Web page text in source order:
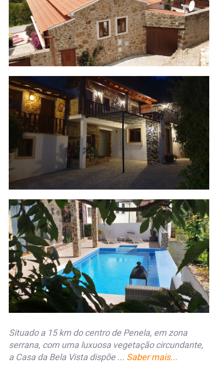
Situado a 15 km do centro de Penela, em zona
serrana, com uma luxuosa vegetação circundante,
a Casa da Bela Vista dispõe ... Saber mais...